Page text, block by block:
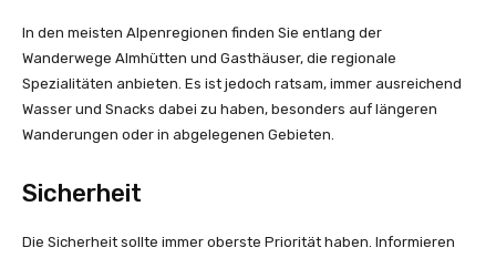
In den meisten Alpenregionen finden Sie entlang der
Wanderwege Almhütten und Gasthäuser, die regionale
Spezialitäten anbieten. Es ist jedoch ratsam, immer ausreichend
Wasser und Snacks dabei zu haben, besonders auf längeren
Wanderungen oder in abgelegenen Gebieten.
Sicherheit
Die Sicherheit sollte immer oberste Priorität haben. Informieren